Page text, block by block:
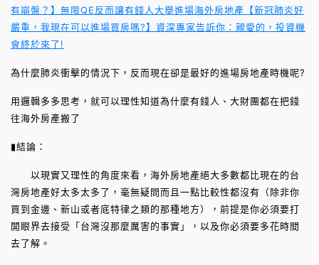
有崩盤？】無限QE反而讓有錢人大舉進場海外房地產 【新冠肺炎好
嚴重，我現在可以進場買房嗎?】資深專家告訴你：親愛的，投資機
會終於來了!
為什麼肺炎衝擊的情況下，反而現在卻是最好的進場房地產時機呢?
用邏輯多多思考，就可以理性知道為什麼有錢人、大財團都在把錢
往海外房產搬了
▮結論：
以現實又理性的角度來看，海外房地產絕大多數都比現在的台
灣房地產好太多太多了，毫無疑問而且一點比較性都沒有（除非你
買到金邊、新山或者底特律之類的那種地方），前提是你必須要打
開眼界去接受「台灣沒那麼厲害的事實」，以及你必須要多花時間
去了解。